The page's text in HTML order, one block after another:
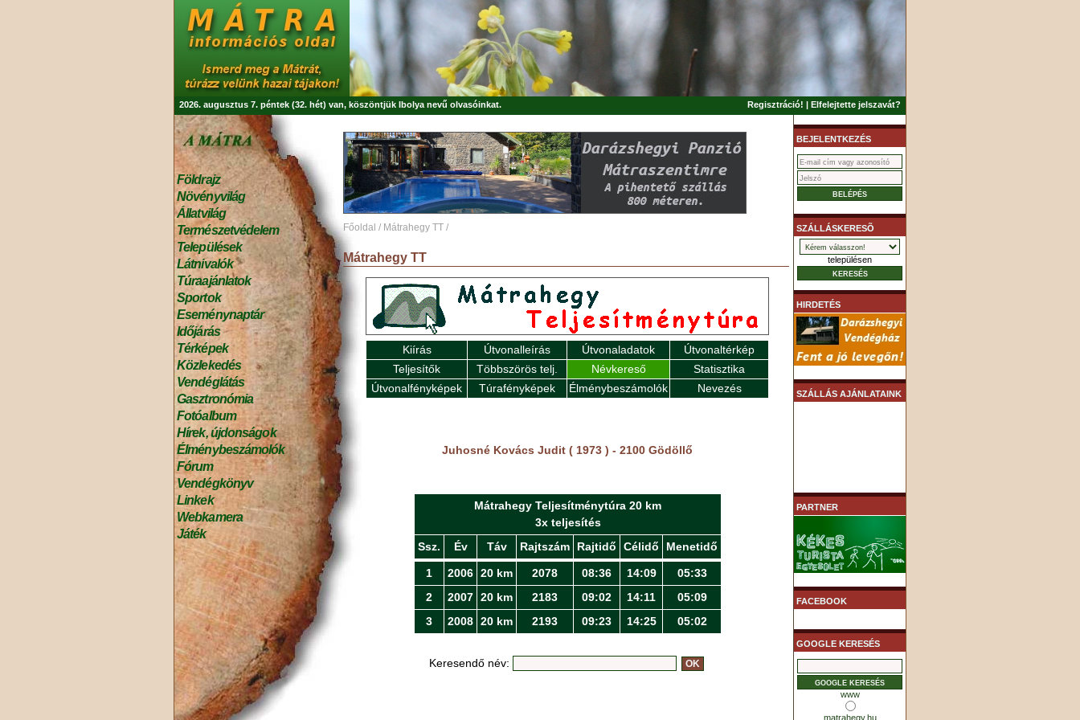
2026. augusztus 7. péntek (32. hét) van, köszöntjük Ibolya nevű olvasóinkat. Regisztráció! | Elfelejtette jelszavát?
Földrajz
Növényvilág
Állatvilág
Természetvédelem
Települések
Látnivalók
Túraajánlatok
Sportok
Eseménynaptár
Időjárás
Térképek
Közlekedés
Vendéglátás
Gasztronómia
Fotóalbum
Hírek, újdonságok
Élménybeszámolók
Fórum
Vendégkönyv
Linkek
Webkamera
Játék
Főoldal / Mátrahegy TT /
Mátrahegy TT
Kiírás Útvonalleírás Útvonaladatok
Útvonaltérkép
Teljesítők
Többszörös telj. Névkereső
Statisztika
Útvonalfényképek
Túrafényképek Élménybeszámolók Nevezés
Juhosné Kovács Judit ( 1973 ) - 2100 Gödöllő
Mátrahegy Teljesítménytúra 20 km
3x teljesítés
Ssz.
Év Táv Rajtszám Rajtidő Célidő Menetidő
1 2006 20 km 2078 08:36 14:09
05:33
2
2007 20 km 2183 09:02 14:11
05:09
3
2008 20 km 2193 09:23 14:25 05:02
Keresendő név:
BEJELENTKEZÉS
SZÁLLÁSKERESÕ
településen
HIRDETÉS
SZÁLLÁS AJÁNLATAINK
PARTNER
FACEBOOK
GOOGLE KERESÉS
www
matrahegy.hu